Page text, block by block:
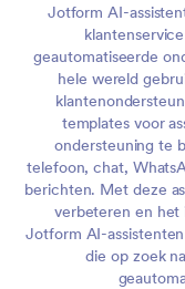
Jotform AI-
geautomatiseerde
hele wereld
templates voor
ondersteuning te
telefoon, chat,
berichten. Met deze
verbeteren en het
Jotform AI-
die op zoek